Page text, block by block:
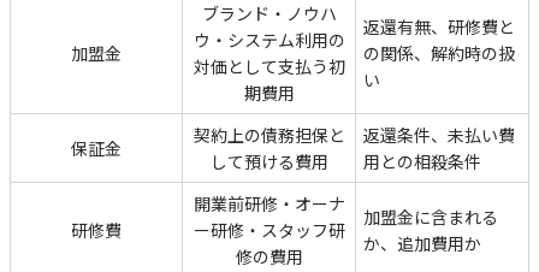
加盟金
ブランド・ノウハ
ウ・システム利用の
対価として支払う初
期費用
返還有無、研修費と
の関係、解約時の扱
い
保証金
契約上の債務担保と
して預ける費用
返還条件、未払い費
用との相殺条件
研修費
開業前研修・オーナ
ー研修・スタッフ研
修の費用
加盟金に含まれる
か、追加費用か